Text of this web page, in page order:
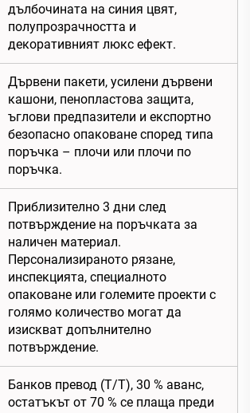
дълбочината на синия цвят,
полупрозрачността и
декоративният люкс ефект.
Дървени пакети, усилени дървени
кашони, пенопластова защита,
ъглови предпазители и експортно
безопасно опаковане според типа
поръчка – плочи или плочи по
поръчка.
Приблизително 3 дни след
потвърждение на поръчката за
наличен материал.
Персонализираното рязане,
инспекцията, специалното
опаковане или големите проекти с
голямо количество могат да
изискват допълнително
потвърждение.
Банков превод (T/T), 30 % аванс,
остатъкът от 70 % се плаща преди